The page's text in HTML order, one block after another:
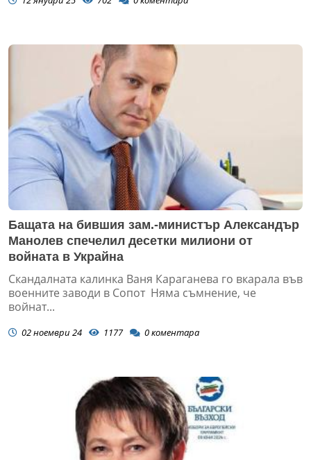
Бащата на бившия зам.-министър Александър
Манолев спечелил десетки милиони от
войната в Украйна
Скандалната калинка Ваня Караганева го вкарала във
военните заводи в Сопот Няма съмнение, че
войнат...
02 ноември 24 1177 0коментара